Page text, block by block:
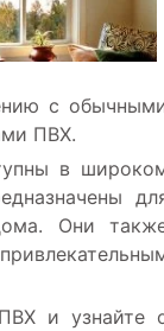
с
ПВХ.
в
Они
и узнайте